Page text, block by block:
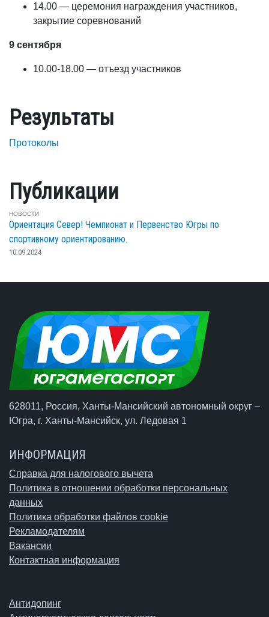
14.00 — церемония награждения участников,
закрытие соревнований
9 сентября
10.00-18.00 — отъезд участников
Результаты
Протоколы
Публикации
НОВОСТИ
Ориентация Север! Чемпионат и Первенство Югры по
спортивному ориентированию.
10.09.2024
628011, Россия, Ханты-Мансийский автономный округ –
Югра, г. Ханты-Мансийск, ул. Ледовая 1
ИНФОРМАЦИЯ
Справка для налогового вычета
Политика в отношении обработки персональных
данных
Политика обработки файлов cookie
Рекламодателям
Вакансии
Контактная информация
Антидопинг